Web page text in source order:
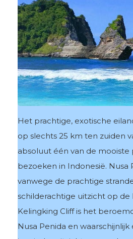
Het prachtige, exotische
op slechts 25 km ten zuiden
absoluut één van de
bezoeken in Indonesië. Nusa
vanwege de prachtige
schilderachtige uitzicht op de
Kelingking Cliff is het
Nusa Penida en